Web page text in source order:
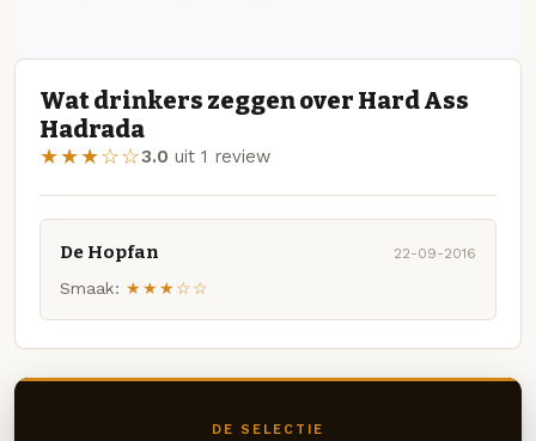
Wat drinkers zeggen over Hard Ass
Hadrada
★★★☆☆3.0 uit 1 review
De Hopfan 22-09-2016
Smaak: ★★★☆☆
DE SELECTIE